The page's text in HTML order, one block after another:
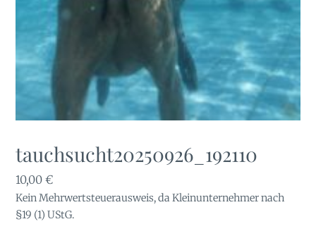
tauchsucht20250926_192110
10,00€
Kein Mehrwertsteuerausweis, da Kleinunternehmer nach
§19 (1) UStG.